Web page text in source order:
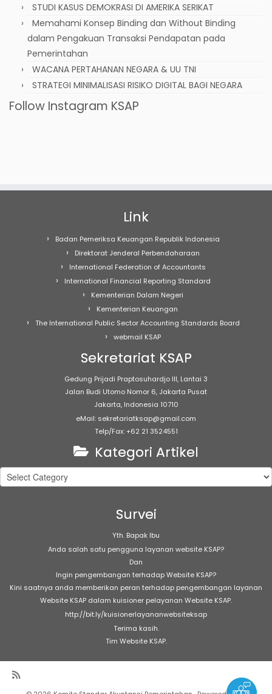
STUDI KASUS DEMOKRASI DI AMERIKA SERIKAT
Memahami Konsep Binding dan Without Binding
dalam Pengakuan Transaksi Pendapatan pada
Pemerintahan
WACANA PERTAHANAN NEGARA & UU TNI
STRATEGI MINIMALISASI RISIKO DIGITAL BAGI NEGARA
Follow Instagram KSAP
Link
Badan Pemeriksa Keuangan Republik Indonesia
Direktorat Jenderal Perbendaharaan
International Federation of Accountants
International Financial Reporting Standard
Kementerian Dalam Negeri
Kementerian Keuangan
The International Public Sector Accounting Standards Board
webmail KSAP
Sekretariat KSAP
Gedung Prijadi Praptosuhardjo III, Lantai 3
Jalan Budi Utomo Nomor 6, Jakarta Pusat
Jakarta, Indonesia 10710
eMail: sekretariatksap@gmail.com
Telp/Fax: +62 21 3524551
Kategori Artikel
Kategori
Artikel
Survei
Yth. Bapak Ibu
Anda salah satu pengguna layanan website KSAP?
Dan
Ingin pengembangan terhadap Website KSAP?
Kini saatnya anda memberikan peran terhadap pengembangan layanan
Website KSAP dalam kuisioner pelayanan Website KSAP.
http://bit.ly/kuisionerlayananwebsiteksap
Terima kasih.
Tim Website KSAP.